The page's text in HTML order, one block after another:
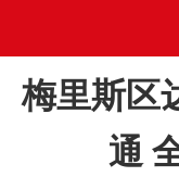
梅里斯区
通